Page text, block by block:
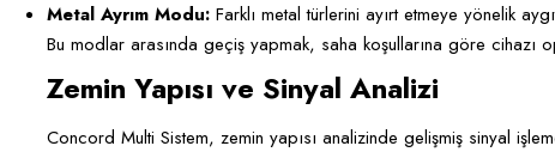
Metal Ayrım Modu: Farklı metal türlerini ayırt etmeye yönelik
Bu modlar arasında geçiş yapmak, saha koşullarına göre cihazı
Zemin Yapısı ve Sinyal Analizi
Concord Multi Sistem, zemin yapısı analizinde gelişmiş sinyal